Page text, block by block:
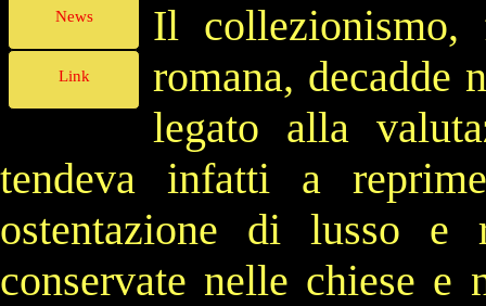
News
Link
Il
romana, decadde
legato alla
tendeva infatti a
ostentazione di lusso e
conservate nelle chiese e